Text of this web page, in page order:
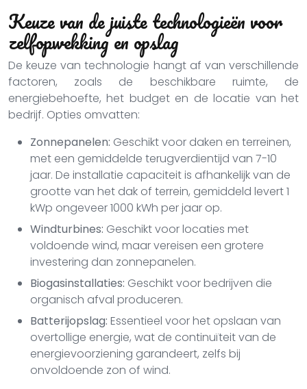
Keuze van de juiste technologieën voor
zelfopwekking en opslag
De keuze van technologie hangt af van verschillende
factoren, zoals de beschikbare ruimte, de
energiebehoefte, het budget en de locatie van het
bedrijf. Opties omvatten:
Zonnepanelen: Geschikt voor daken en terreinen,
met een gemiddelde terugverdientijd van 7-10
jaar. De installatie capaciteit is afhankelijk van de
grootte van het dak of terrein, gemiddeld levert 1
kWp ongeveer 1000 kWh per jaar op.
Windturbines: Geschikt voor locaties met
voldoende wind, maar vereisen een grotere
investering dan zonnepanelen.
Biogasinstallaties: Geschikt voor bedrijven die
organisch afval produceren.
Batterijopslag: Essentieel voor het opslaan van
overtollige energie, wat de continuïteit van de
energievoorziening garandeert, zelfs bij
onvoldoende zon of wind.